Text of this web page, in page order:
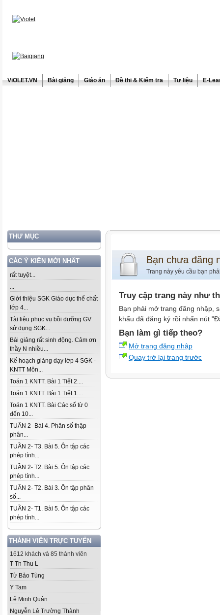
ViOLET.VN Bài giảng Giáo án Đề thi & Kiểm tra Tư liệu E-
THƯ MỤC
CÁC Ý KIẾN MỚI NHẤT
rất tuyệt...
...
Giới thiệu SGK Giáo dục thể chất
lớp 4...
Tài liệu phục vụ bồi dưỡng GV
sử dụng SGK...
Bài giảng rất sinh động. Cảm ơn
thầy N nhiều...
Kế hoạch giảng dạy lớp 4 SGK -
KNTT Môn...
Toán 1 KNTT. Bài 1 Tiết 2....
Toán 1 KNTT. Bài 1 Tiết 1....
Toán 1 KNTT. Bài Các số từ 0
đến 10...
TUẦN 2- Bài 4. Phân số thập
phân...
TUẦN 2- T3. Bài 5. Ôn tập các
phép tính...
TUẦN 2- T2. Bài 5. Ôn tập các
phép tính...
TUẦN 2- T2. Bài 3. Ôn tập phân
số...
TUẦN 2- T1. Bài 5. Ôn tập các
phép tính...
THÀNH VIÊN TRỰC TUYẾN
1612 khách và 85 thành viên
T Th Thu L
Từ Bảo Tùng
Y Tam
Lê Minh Quân
Nguyễn Lê Trường Thành
Bạn chưa đăng
Trang này yêu cầu bạn
Truy cập trang này như
Bạn phải mở trang đăng nhập,
khẩu đã đăng ký rồi nhấn nút
Bạn làm gì tiếp theo?
Mở trang đăng nhập
Quay trở lại trang trước